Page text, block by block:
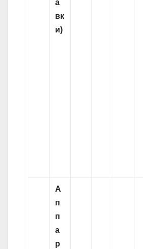
а
вк
и)
А
п
п
а
р